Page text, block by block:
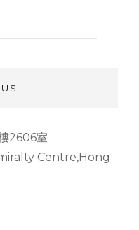
2606室
Centre,Hong